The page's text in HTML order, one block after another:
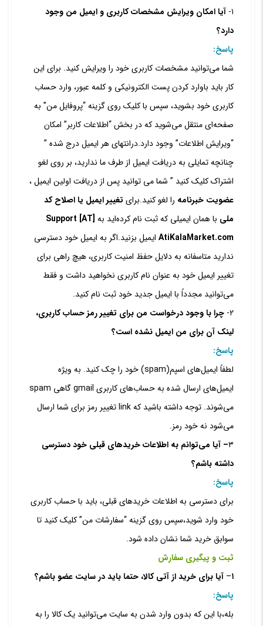
۱- آیا امکان ویرایش مشخصات کاربری و ایمیل من وجود
دارد؟
پاسخ:
شما می‏‌توانید مشخصات کاربری خود را ویرایش کنید. برای این
کار باید باوارد کردن پست الکترونیکی و کلمه عبور، وارد حساب
کاربری خود بشوید، سپس با کلیک روی گزینه “پروفایل من” به
صفحه‏‌ای منتقل می‏‌شوید که در بخش “اطلاعات کاربر” امکان
“ویرایش اطلاعات” وجود دارد.درانتهای هر ایمیل درج شده ”
چنانچه تمایلی به دریافت ایمیل از طرف ما ندارید، بر روی لغو
اشتراک کلیک کنید ” شما می توانید پس از دریافت اولین ایمیل ،
عضویت خبرنامه را لغو کنید.برای تغییر ایمیل یا اصلاح کد
ملی با همان ایمیلی که ثبت نام کرده‏‌اید به Support [AT]
AtiKalaMarket.com ایمیل بزنید.اگر به ایمیل خود دسترسی
ندارید متاسفانه به دلایل حفظ امنیت کاربری، هیچ راهی برای
تغییر ایمیل خود به عنوان نام کاربری نخواهید داشت و فقط
می‌توانید مجدداً با ایمیل جدید خود ثبت نام کنید.
۲- چرا با وجود درخواست من برای تغییر رمز حساب کاربری،
لینک آن برای من ایمیل نشده است؟
پاسخ:
لطفاً ایمیل‌های اسپم(spam) خود را چک کنید. به ویژه
ایمیل‌های ارسال شده به حساب‏‌های کاربری gmail گاهی spam
می‌شوند. توجه داشته باشید که link تغییر رمز برای شما ارسال
می‏‌شود نه خود رمز.
۳– آیا می‌‏توانم به اطلاعات خریدهای قبلی خود دسترسی
داشته باشم؟
پاسخ:
برای دسترسی به اطلاعات خریدهای قبلی، باید با حساب کاربری
خود وارد شوید،سپس روی گزینه “سفارشات من” کلیک کنید تا
سوابق خرید شما نشان داده ‏شود.
ثبت و پیگیری سفارش
۱– آیا برای خرید از آتی کالا، حتما باید در سایت عضو باشم؟
پاسخ:
بله،با این که بدون وارد شدن به سایت می‏‌توانید یک کالا را به